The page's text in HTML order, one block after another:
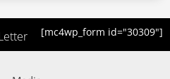
[mc4wp_form id="30309"]